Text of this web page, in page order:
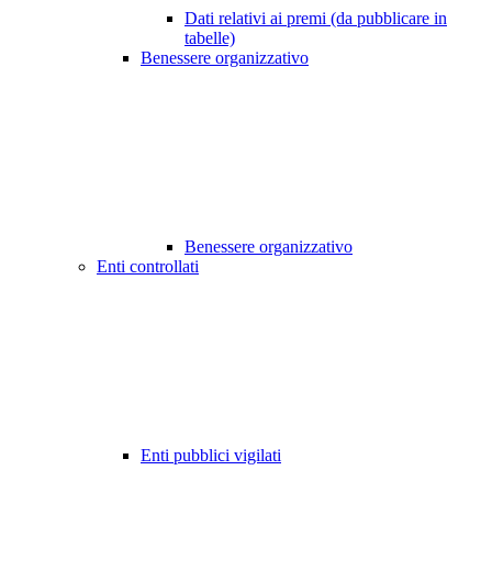
Dati relativi ai premi (da pubblicare in
tabelle)
Benessere organizzativo
Benessere organizzativo
Enti controllati
Enti pubblici vigilati